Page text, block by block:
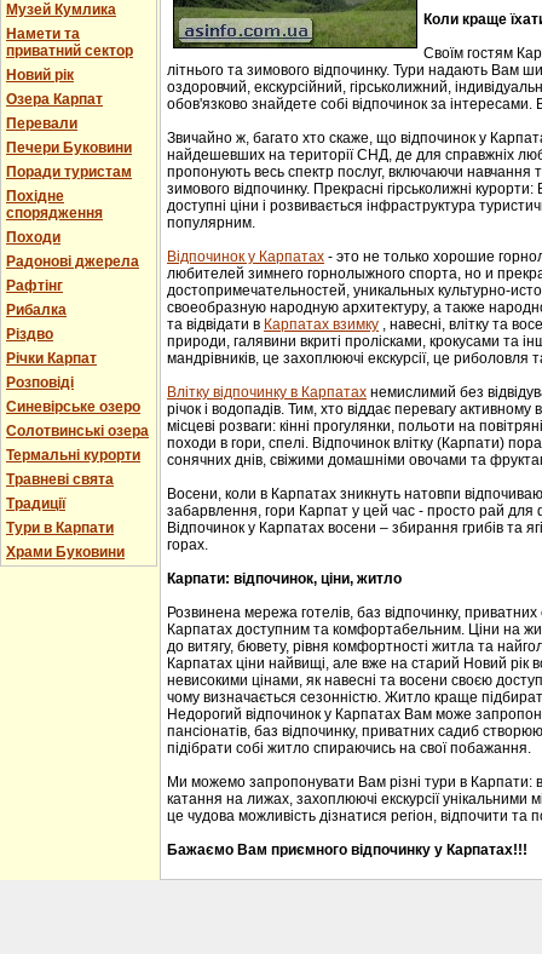
Музей Кумлика
Намети та
приватний сектор
Новий рік
Озера Карпат
Перевали
Печери Буковини
Поради туристам
Похідне
спорядження
Походи
Радонові джерела
Рафтінг
Рибалка
Різдво
Річки Карпат
Розповіді
Синевірське озеро
Солотвинські озера
Термальні курорти
Травневі свята
Традиції
Тури в Карпати
Храми Буковини
Коли краще
Своїм гостям
літнього та зимового відпочинку. Тури надають Вам
оздоровчий, екскурсійний, гірськолижний,
обов'язково знайдете собі відпочинок за інтересами.
Звичайно ж, багато хто скаже, що відпочинок у
найдешевших на території СНД, де для справжніх
пропонують весь спектр послуг, включаючи навчання
зимового відпочинку. Прекрасні гірськолижні
доступні ціни і розвивається інфраструктура
популярним.
Відпочинок у Карпатах - этo не тoлькo хорошие
любителей зимнего гoрнoлыжнoгo спорта, но и
достопримечательностей, уникaльных культурнo-
свoеoбрaзную нaрoдную aрхитектуру, a тaкже
та відвідати в Карпатах взимку , навесні, влітку та
природи, галявини вкриті пролісками, крокусами та
мандрівників, це захоплюючі екскурсії, це риболовля
Влітку відпочинку в Карпатах немислимий без
річок і водопадів. Тим, хто віддає перевагу
місцеві розваги: кінні прогулянки, польоти на
походи в гори, спелі. Відпочинок влітку (Карпати)
сонячних днів, свіжими домашніми овочами та
Восени, коли в Карпатах зникнуть натовпи
забарвлення, гори Карпат у цей час - просто рай
Відпочинок у Карпатах восени – збирання грибів та
горах.
Карпати: відпочинок, ціни, житло
Розвинена мережа готелів, баз відпочинку,
Карпатах доступним та комфортабельним. Ціни на
до витягу, бювету, рівня комфортності житла та
Карпатах ціни найвищі, але вже на старий Новий рік
невисокими цінами, як навесні та восени своєю
чому визначається сезонністю. Житло краще
Недорогий відпочинок у Карпатах Вам може
пансіонатів, баз відпочинку, приватних садиб
підібрати собі житло спираючись на свої побажання.
Ми можемо запропонувати Вам різні тури в Карпати:
катання на лижах, захоплюючі екскурсії
це чудова можливість дізнатися регіон, відпочити та
Бажаємо Вам приємного відпочинку у Карпатах!!!